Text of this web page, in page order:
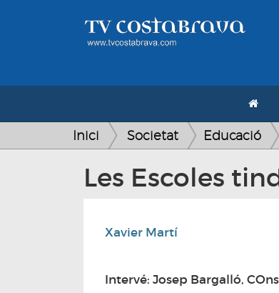
Inici Societat Educació
Les Escoles
Xavier Martí
Intervé: Josep Bargalló,